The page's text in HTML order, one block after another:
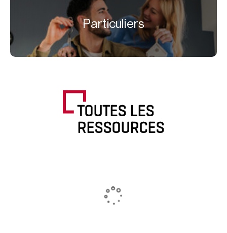
Particuliers
TOUTES LES
RESSOURCES